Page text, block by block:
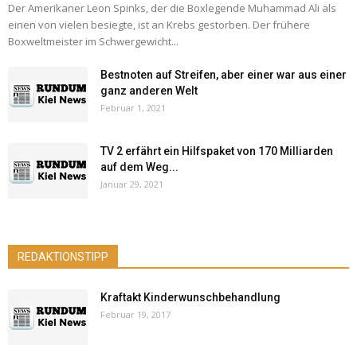
Der Amerikaner Leon Spinks, der die Boxlegende Muhammad Ali als
einen von vielen besiegte, ist an Krebs gestorben. Der frühere
Boxweltmeister im Schwergewicht...
Bestnoten auf Streifen, aber einer war aus einer
ganz anderen Welt
Februar 1, 2021
TV 2 erfährt ein Hilfspaket von 170 Milliarden
auf dem Weg...
Januar 29, 2021
REDAKTIONSTIPP
Kraftakt Kinderwunschbehandlung
Februar 19, 2017